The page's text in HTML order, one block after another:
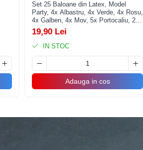
Set 25 Baloane din Latex, Model
Party, 4x Albastru, 4x Verde, 4x Rosu,
4x Galben, 4x Mov, 5x Portocaliu, 23
cm, 1.4 g
19,90 Lei
IN STOC
Adauga in cos